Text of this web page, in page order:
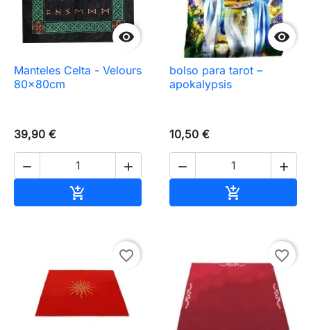

Manteles Celta - Velours
80x80cm
39,90 €
 


bolso para tarot –
apokalypsis
10,50 €
 

favorite_border favorite_border